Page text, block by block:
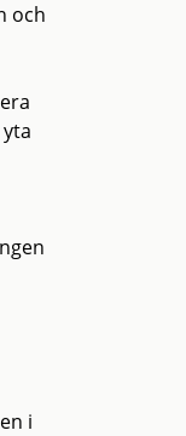
och
i